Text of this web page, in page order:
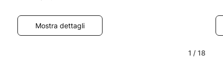
Mostra dettagli
1 / 18